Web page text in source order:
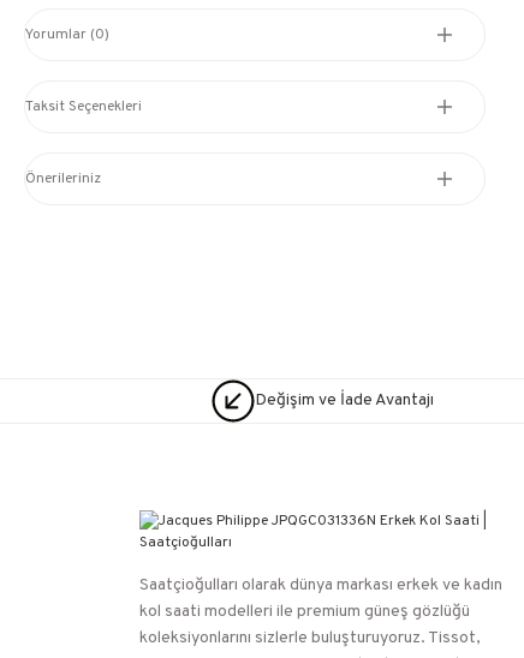
Yorumlar (0)
Taksit Seçenekleri
Önerileriniz
Değişim ve İade Avantajı
Saatçioğulları⁠ olarak dünya markası erkek ve kadın
kol saati modelleri ile premium güneş gözlüğü
koleksiyonlarını sizlerle buluşturuyoruz. Tissot,